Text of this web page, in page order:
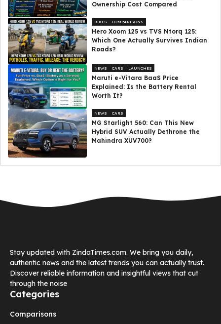
Ownership Cost Compared
BIKES COMPARISONS
Hero Xoom 125 vs TVS Ntorq 125:
Which One Actually Survives Indian
Roads?
NEWS CARS LAUNCHES
Maruti e-Vitara BaaS Price
Explained: Is the Battery Rental
Worth It?
NEWS CARS
MG Starlight 560: Can This New
Hybrid SUV Actually Dethrone the
Mahindra XUV700?
Stay updated with ZindaTimes.com. We bring you daily,
authentic news and the latest trends you can actually trust.
Discover reliable information and insightful views that cut
through the noise
Categories
Comparisons